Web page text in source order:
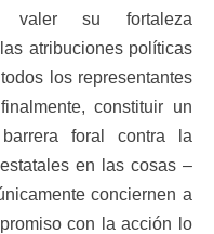
valer su fortaleza
atribuciones políticas
los representantes
constituir un
foral contra la
en las cosas –
conciernen a
con la acción lo